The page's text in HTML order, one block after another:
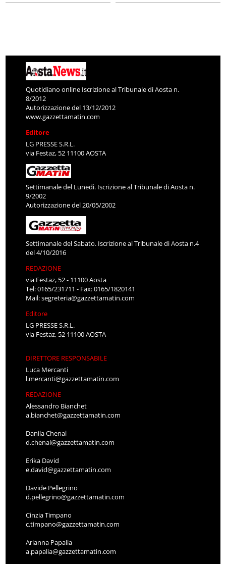
Quotidiano online Iscrizione al Tribunale di Aosta n.
8/2012
Autorizzazione del 13/12/2012
www.gazzettamatin.com
Editore
LG PRESSE S.R.L.
via Festaz, 52 11100 AOSTA
Settimanale del Lunedì. Iscrizione al Tribunale di Aosta n.
9/2002
Autorizzazione del 20/05/2002
Settimanale del Sabato. Iscrizione al Tribunale di Aosta n.4
del 4/10/2016
REDAZIONE
via Festaz, 52 - 11100 Aosta
Tel: 0165/231711 - Fax: 0165/1820141
Mail:segreteria@gazzettamatin.com
Editore
LG PRESSE S.R.L.
via Festaz, 52 11100 AOSTA
DIRETTORE RESPONSABILE
Luca Mercanti
l.mercanti@gazzettamatin.com
REDAZIONE
Alessandro Bianchet
a.bianchet@gazzettamatin.com
Danila Chenal
d.chenal@gazzettamatin.com
Erika David
e.david@gazzettamatin.com
Davide Pellegrino
d.pellegrino@gazzettamatin.com
Cinzia Timpano
c.timpano@gazzettamatin.com
Arianna Papalia
a.papalia@gazzettamatin.com